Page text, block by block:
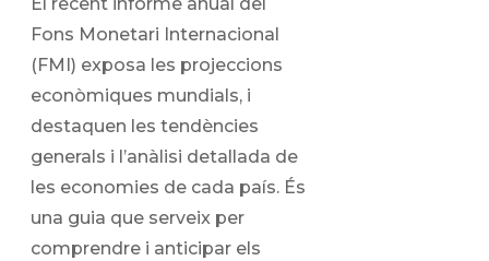
El recent informe anual del
Fons Monetari Internacional
(FMI) exposa les projeccions
econòmiques mundials, i
destaquen les tendències
generals i l’anàlisi detallada de
les economies de cada país. És
una guia que serveix per
comprendre i anticipar els